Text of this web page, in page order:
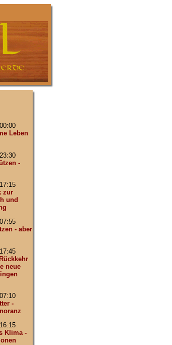
Leben
-
zur
und
- aber
neue
-
Klima -